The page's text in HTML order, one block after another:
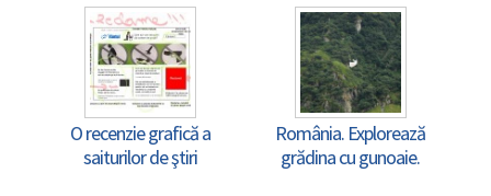
O recenzie grafică a
saiturilor de ştiri
România. Explorează
grădina cu gunoaie.